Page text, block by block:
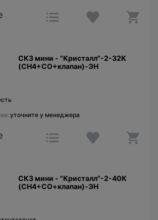
СКЗ мини - "Кристалл"-2-32К
(CH4+CO+клапан)-ЭН
уточните у менеджера
СКЗ мини - "Кристалл"-2-40К
(СН4+СО+клапан)-ЭН